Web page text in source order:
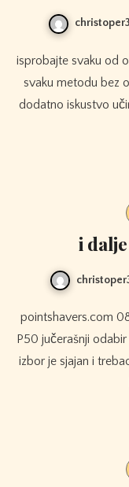
isprobajte svaku od ovdje spomenutih tehnika i naučite koristiti
svaku metodu bez
dodatno iskustvo
i
pointshavers.com 08/19/08 1MORE Penta Driver Slušalice –
P50 jučerašnji
izbor je sjajan i